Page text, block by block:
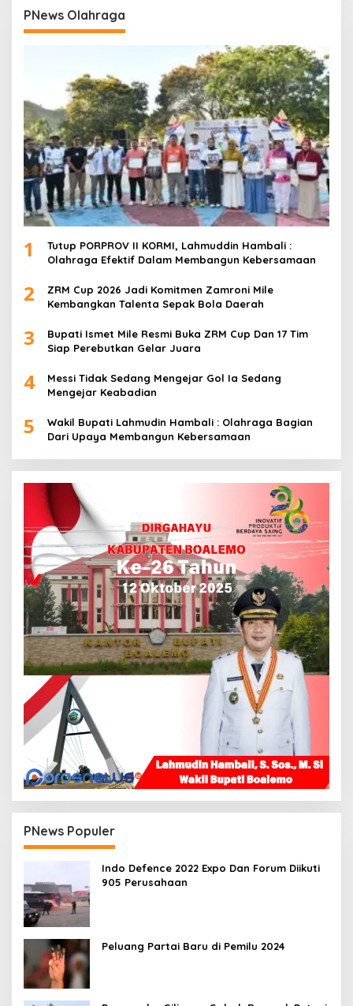
PNews Olahraga
1
Tutup PORPROV II KORMI, Lahmuddin Hambali :
Olahraga Efektif Dalam Membangun Kebersamaan
2
ZRM Cup 2026 Jadi Komitmen Zamroni Mile
Kembangkan Talenta Sepak Bola Daerah
3
Bupati Ismet Mile Resmi Buka ZRM Cup Dan 17 Tim
Siap Perebutkan Gelar Juara
4
Messi Tidak Sedang Mengejar Gol Ia Sedang
Mengejar Keabadian
5
Wakil Bupati Lahmudin Hambali : Olahraga Bagian
Dari Upaya Membangun Kebersamaan
PNews Populer
Indo Defence 2022 Expo Dan Forum Diikuti
905 Perusahaan
Peluang Partai Baru di Pemilu 2024